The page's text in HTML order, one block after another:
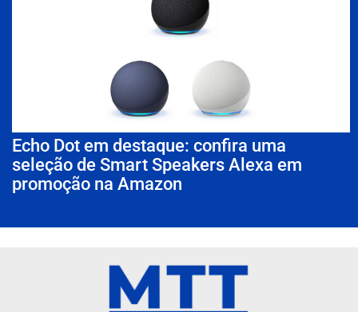
Echo Dot em destaque: confira uma
seleção de Smart Speakers Alexa em
promoção na Amazon